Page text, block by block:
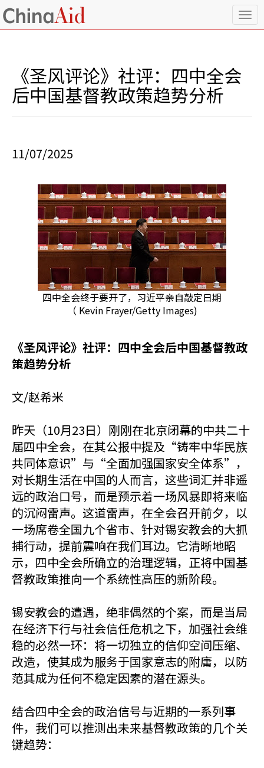
T
o
《圣风评论》社评：四中全会
后中国基督教政策趋势分析
11/07/2025
四中全会终于要开了，习近平亲自敲定日期
（ Kevin Frayer/Getty Images)
《圣风评论》社评：四中全会后中国基督教政
策趋势分析
文/赵希米
昨天（10月23日）刚刚在北京闭幕的中共二十
届四中全会，在其公报中提及“铸牢中华民族
共同体意识”与“全面加强国家安全体系”，
对长期生活在中国的人而言，这些词汇并非遥
远的政治口号，而是预示着一场风暴即将来临
的沉闷雷声。这道雷声，在全会召开前夕，以
一场席卷全国九个省市、针对锡安教会的大抓
捕行动，提前震响在我们耳边。它清晰地昭
示，四中全会所确立的治理逻辑，正将中国基
督教政策推向一个系统性高压的新阶段。
锡安教会的遭遇，绝非偶然的个案，而是当局
在经济下行与社会信任危机之下，加强社会维
稳的必然一环：将一切独立的信仰空间压缩、
改造，使其成为服务于国家意志的附庸，以防
范其成为任何不稳定因素的潜在源头。
结合四中全会的政治信号与近期的一系列事
件，我们可以推测出未来基督教政策的几个关
键趋势：